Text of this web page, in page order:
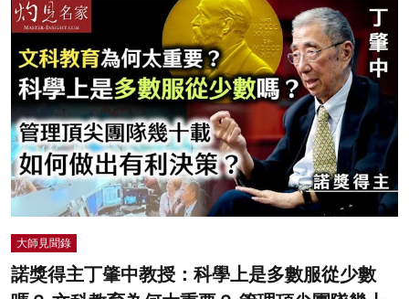
大師見聞錄
諾獎得主丁肇中教授：科學上是多數服從少數